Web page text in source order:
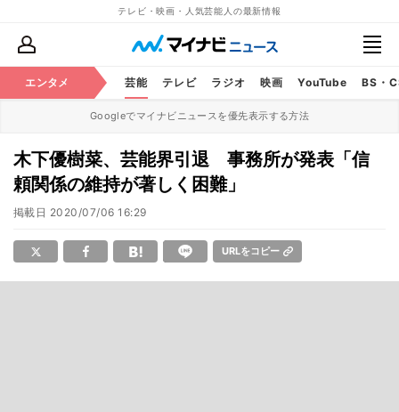
テレビ・映画・人気芸能人の最新情報
エンタメ 芸能 テレビ ラジオ 映画 YouTube BS・
Googleでマイナビニュースを優先表示する方法
木下優樹菜、芸能界引退 事務所が発表「信
頼関係の維持が著しく困難」
掲載日 2020/07/06 16:29
URLをコピー